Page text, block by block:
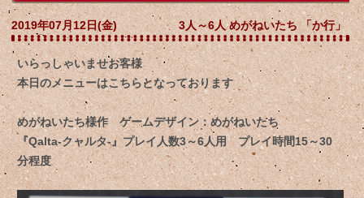
2019年07月12日(金) 3人～6人 めがねいたち 「か行」
いらっしゃいませお客様
本日のメニューはこちらとなっております
めがねいたち様作 ゲームデザイン：めがねいたち
『Qalta-クャルタ-』プレイ人数3～6人用 プレイ時間15～30
分程度